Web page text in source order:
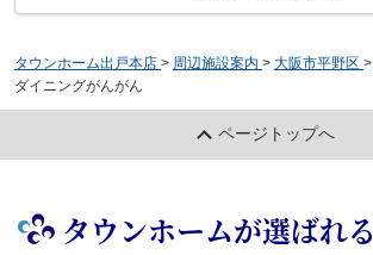
タウンホーム出戸本店 > 周辺施設案内 > 大阪市平野区 >
ダイニングがんがん
ページトップへ
タウンホームが選ばれる